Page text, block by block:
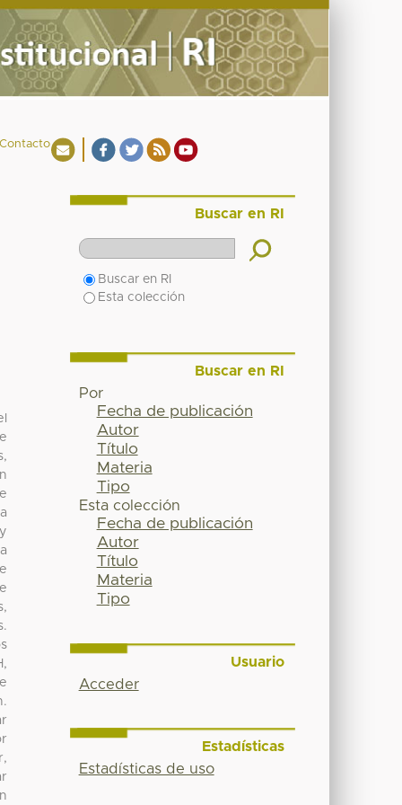
Contacto
Buscar en RI
Buscar en RI
Esta colección
Buscar en RI
Por
Fecha de publicación
Autor
Título
Materia
Tipo
Esta colección
Fecha de publicación
Autor
Título
Materia
Tipo
Usuario
Acceder
Estadísticas
Estadísticas de uso